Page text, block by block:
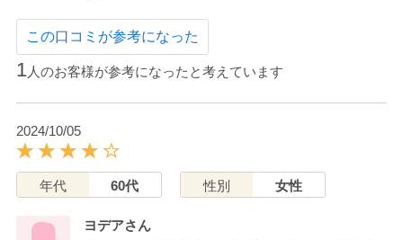
この口コミが参考になった
1人のお客様が参考になったと考えています
2024/10/05
年代 60代 性別 女性
ヨデアさん